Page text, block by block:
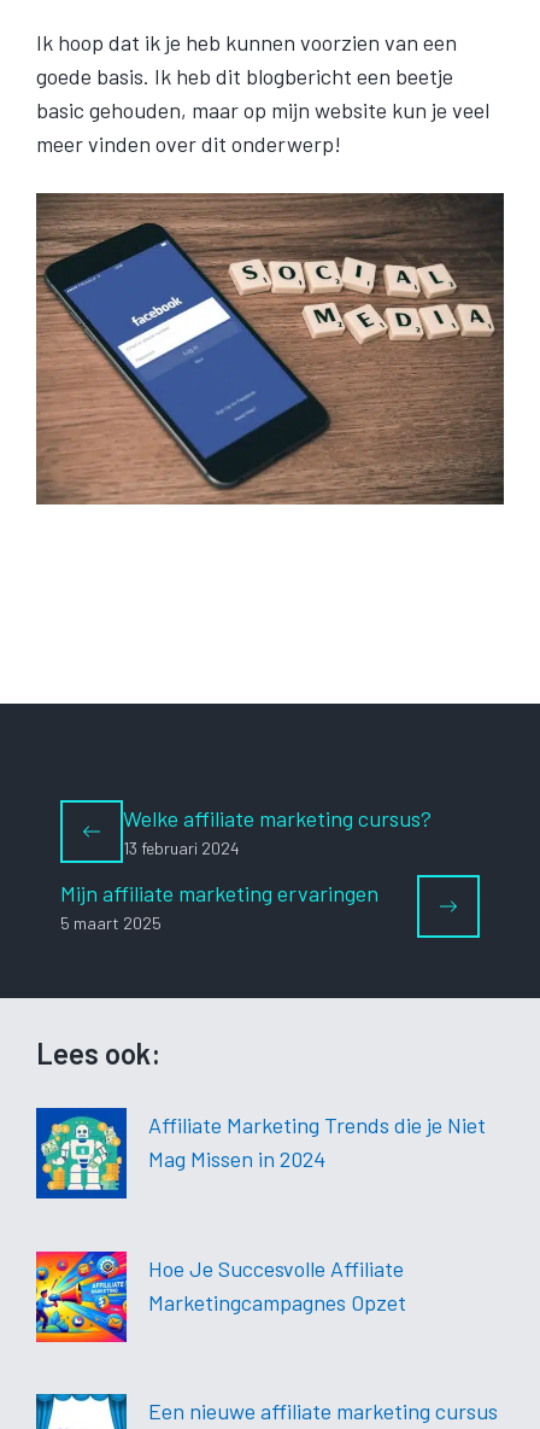
Ik hoop dat ik je heb kunnen voorzien van een
goede basis. Ik heb dit blogbericht een beetje
basic gehouden, maar op mijn website kun je veel
meer vinden over dit onderwerp!
Welke affiliate marketing cursus?
13 februari 2024
Mijn affiliate marketing ervaringen
5 maart 2025
Lees ook:
Affiliate Marketing Trends die je Niet
Mag Missen in 2024
Hoe Je Succesvolle Affiliate
Marketingcampagnes Opzet
Een nieuwe affiliate marketing cursus